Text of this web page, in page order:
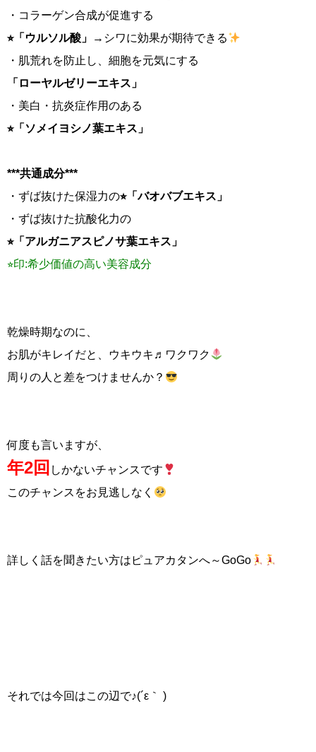
・コラーゲン合成が促進する
⭐︎「ウルソル酸」
→シワに効果が期待できる
・肌荒れを防止し、細胞を元気にする
「ローヤルゼリーエキス」
・美白・抗炎症作用のある
⭐︎「ソメイヨシノ葉エキス」
***共通成分***
・ずば抜けた保湿力の⭐︎「バオバブエキス」
・ずば抜けた抗酸化力の
⭐︎「アルガニアスピノサ葉エキス」
⭐︎印:希少価値の高い美容成分
乾燥時期なのに、
お肌がキレイだと、ウキウキ♬ワクワク
周りの人と差をつけませんか？
何度も言いますが、
年2回 しかないチャンスです
このチャンスをお見逃しなく
詳しく話を聞きたい方はピュアカタンへ～GoGo
それでは今回はこの辺で♪(´ε｀ )